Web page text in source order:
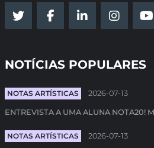
NOTÍCIAS POPULARES
NOTAS ARTÍSTICAS 2026-07-13
ENTREVISTA A UMA ALUNA NOTA20!
NOTAS ARTÍSTICAS 2026-07-13